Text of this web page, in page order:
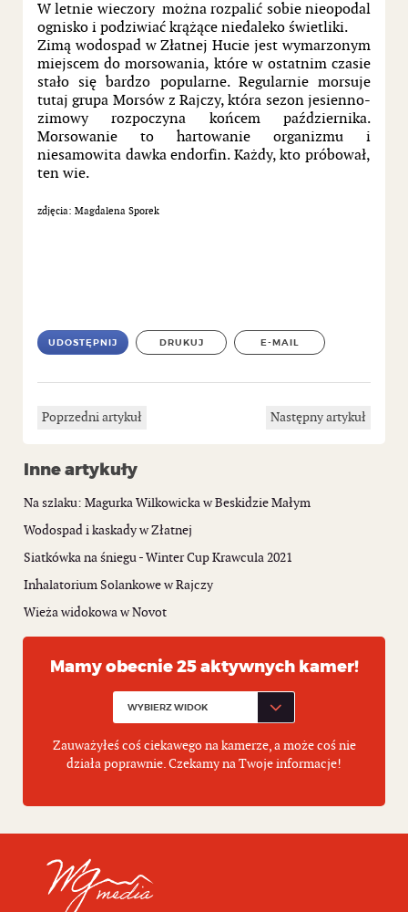
W letnie wieczory można rozpalić sobie nieopodal
ognisko i podziwiać krążące niedaleko świetliki.
Zimą wodospad w Złatnej Hucie jest wymarzonym
miejscem do morsowania, które w ostatnim czasie
stało się bardzo popularne. Regularnie morsuje
tutaj grupa Morsów z Rajczy, która sezon jesienno-
zimowy rozpoczyna końcem października.
Morsowanie to hartowanie organizmu i
niesamowita dawka endorfin. Każdy, kto próbował,
ten wie.
zdjęcia: Magdalena Sporek
UDOSTĘPNIJ DRUKUJ E-MAIL
Poprzedni artykuł Następny artykuł
Inne artykuły
Na szlaku: Magurka Wilkowicka w Beskidzie Małym
Wodospad i kaskady w Złatnej
Siatkówka na śniegu - Winter Cup Krawcula 2021
Inhalatorium Solankowe w Rajczy
Wieża widokowa w Novot
Mamy obecnie 25 aktywnych kamer!
Zauważyłeś coś ciekawego na kamerze, a może coś nie
działa poprawnie. Czekamy na Twoje informacje!